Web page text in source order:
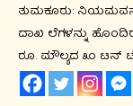
ತುಮಕೂರು:
ದಾಖ ಲೆಗಳನ್ನು
ರೂ. ಮೌಲ್ಯದ ೩೦ ಟನ್